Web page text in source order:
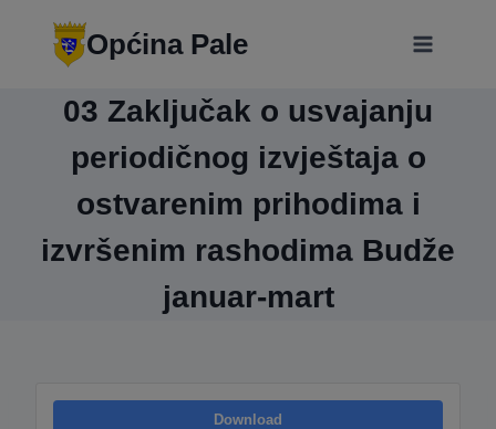
Općina Pale
03 Zaključak o usvajanju
periodičnog izvještaja o
ostvarenim prihodima i
izvršenim rashodima Budže
januar-mart
Download